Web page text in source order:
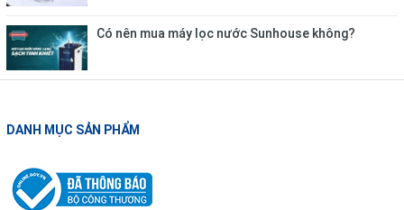
Có nên mua máy lọc nước Sunhouse không?
DANH MỤC SẢN PHẨM